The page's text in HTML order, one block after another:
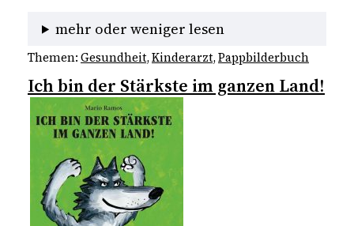
mehr oder weniger lesen
Themen: Gesundheit, Kinderarzt, Pappbilderbuch
Ich bin der Stärkste im ganzen Land!